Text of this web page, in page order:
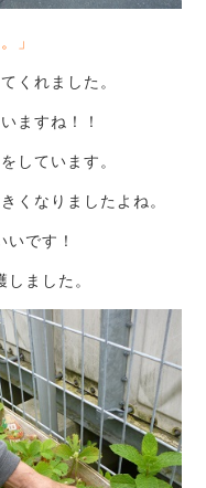
」
くれました。
ますね！！
しています。
くなりましたよね。
です！
ました。